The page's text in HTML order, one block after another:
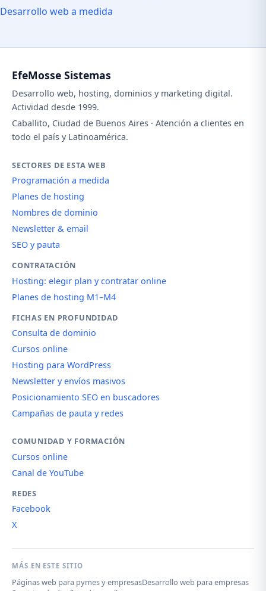
Desarrollo web a medida
EfeMosse Sistemas
Desarrollo web, hosting, dominios y marketing digital.
Actividad desde 1999.
Caballito, Ciudad de Buenos Aires · Atención a clientes en
todo el país y Latinoamérica.
SECTORES DE ESTA WEB
Programación a medida
Planes de hosting
Nombres de dominio
Newsletter & email
SEO y pauta
CONTRATACIÓN
Hosting: elegir plan y contratar online
Planes de hosting M1–M4
FICHAS EN PROFUNDIDAD
Consulta de dominio
Cursos online
Hosting para WordPress
Newsletter y envíos masivos
Posicionamiento SEO en buscadores
Campañas de pauta y redes
COMUNIDAD Y FORMACIÓN
Cursos online
Canal de YouTube
REDES
Facebook
X
MÁS EN ESTE SITIO
Páginas web para pymes y empresasDesarrollo web para empresas